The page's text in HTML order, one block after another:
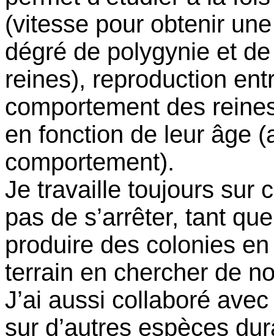
(vitesse pour obtenir
dégré de polygynie et
reines), reproduction
comportement des
en fonction de leur âge
comportement).
Je travaille toujours sur
pas de s’arrêter, tant
produire des colonies
terrain en chercher de
J’ai aussi collaboré
sur d’autres espèces